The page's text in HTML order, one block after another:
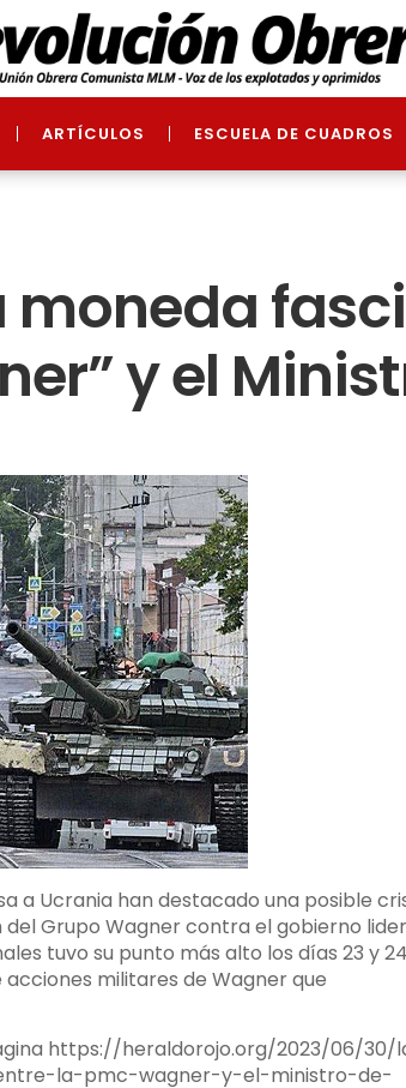
ARTÍCULOS ESCUELA DE CUADROS
moneda
y el
a Ucrania han destacado una posible
Grupo Wagner contra el gobierno
tuvo su punto más alto los días 23 y
militares de Wagner que
https://heraldorojo.org/2023/06/30/
la-pmc-wagner-y-el-ministro-de-